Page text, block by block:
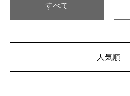
すべて
人気順